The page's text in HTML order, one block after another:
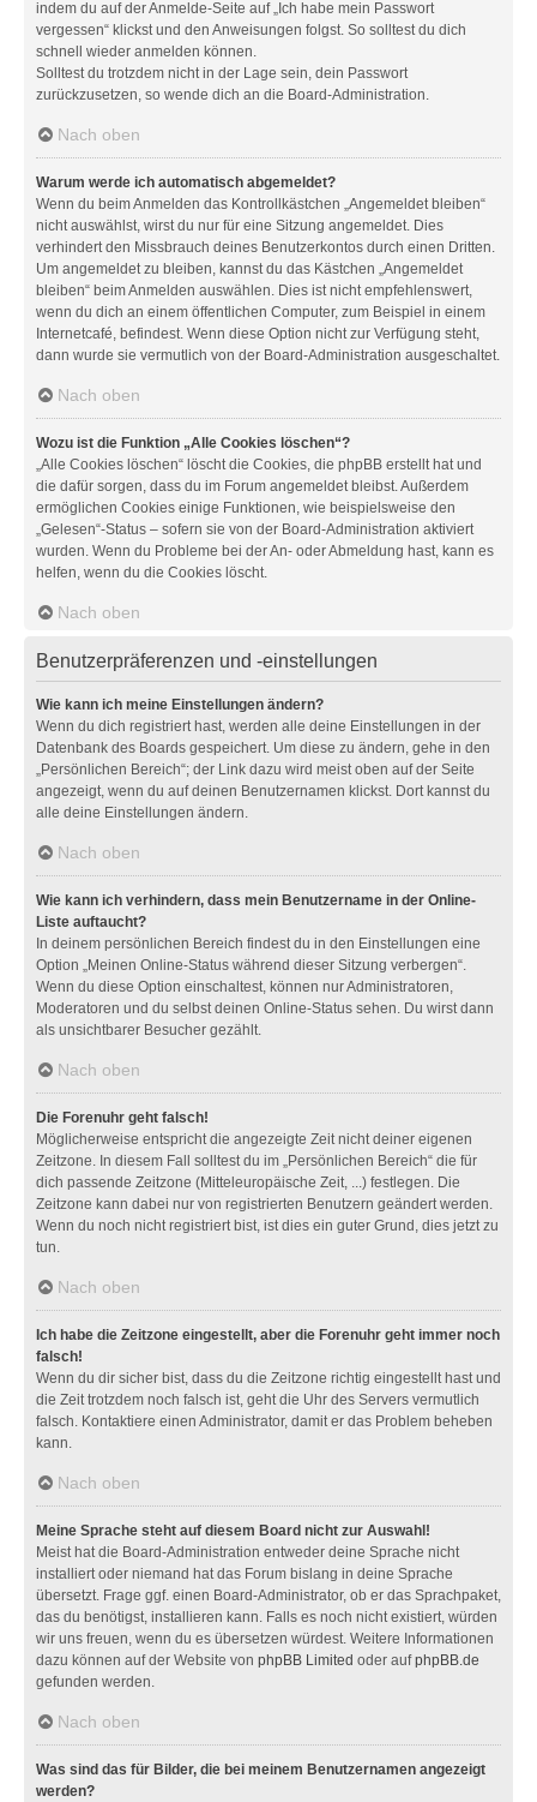
indem du auf der Anmelde-Seite auf „Ich habe mein Passwort
vergessen“ klickst und den Anweisungen folgst. So solltest du dich
schnell wieder anmelden können.
Solltest du trotzdem nicht in der Lage sein, dein Passwort
zurückzusetzen, so wende dich an die Board-Administration.
Nach oben
Warum werde ich automatisch abgemeldet?
Wenn du beim Anmelden das Kontrollkästchen „Angemeldet bleiben“
nicht auswählst, wirst du nur für eine Sitzung angemeldet. Dies
verhindert den Missbrauch deines Benutzerkontos durch einen Dritten.
Um angemeldet zu bleiben, kannst du das Kästchen „Angemeldet
bleiben“ beim Anmelden auswählen. Dies ist nicht empfehlenswert,
wenn du dich an einem öffentlichen Computer, zum Beispiel in einem
Internetcafé, befindest. Wenn diese Option nicht zur Verfügung steht,
dann wurde sie vermutlich von der Board-Administration ausgeschaltet.
Nach oben
Wozu ist die Funktion „Alle Cookies löschen“?
„Alle Cookies löschen“ löscht die Cookies, die phpBB erstellt hat und
die dafür sorgen, dass du im Forum angemeldet bleibst. Außerdem
ermöglichen Cookies einige Funktionen, wie beispielsweise den
„Gelesen“-Status – sofern sie von der Board-Administration aktiviert
wurden. Wenn du Probleme bei der An- oder Abmeldung hast, kann es
helfen, wenn du die Cookies löscht.
Nach oben
Benutzerpräferenzen und -einstellungen
Wie kann ich meine Einstellungen ändern?
Wenn du dich registriert hast, werden alle deine Einstellungen in der
Datenbank des Boards gespeichert. Um diese zu ändern, gehe in den
„Persönlichen Bereich“; der Link dazu wird meist oben auf der Seite
angezeigt, wenn du auf deinen Benutzernamen klickst. Dort kannst du
alle deine Einstellungen ändern.
Nach oben
Wie kann ich verhindern, dass mein Benutzername in der Online-
Liste auftaucht?
In deinem persönlichen Bereich findest du in den Einstellungen eine
Option „Meinen Online-Status während dieser Sitzung verbergen“.
Wenn du diese Option einschaltest, können nur Administratoren,
Moderatoren und du selbst deinen Online-Status sehen. Du wirst dann
als unsichtbarer Besucher gezählt.
Nach oben
Die Forenuhr geht falsch!
Möglicherweise entspricht die angezeigte Zeit nicht deiner eigenen
Zeitzone. In diesem Fall solltest du im „Persönlichen Bereich“ die für
dich passende Zeitzone (Mitteleuropäische Zeit, ...) festlegen. Die
Zeitzone kann dabei nur von registrierten Benutzern geändert werden.
Wenn du noch nicht registriert bist, ist dies ein guter Grund, dies jetzt zu
tun.
Nach oben
Ich habe die Zeitzone eingestellt, aber die Forenuhr geht immer noch
falsch!
Wenn du dir sicher bist, dass du die Zeitzone richtig eingestellt hast und
die Zeit trotzdem noch falsch ist, geht die Uhr des Servers vermutlich
falsch. Kontaktiere einen Administrator, damit er das Problem beheben
kann.
Nach oben
Meine Sprache steht auf diesem Board nicht zur Auswahl!
Meist hat die Board-Administration entweder deine Sprache nicht
installiert oder niemand hat das Forum bislang in deine Sprache
übersetzt. Frage ggf. einen Board-Administrator, ob er das Sprachpaket,
das du benötigst, installieren kann. Falls es noch nicht existiert, würden
wir uns freuen, wenn du es übersetzen würdest. Weitere Informationen
dazu können auf der Website von phpBB Limited oder aufphpBB.de
gefunden werden.
Nach oben
Was sind das für Bilder, die bei meinem Benutzernamen angezeigt
werden?